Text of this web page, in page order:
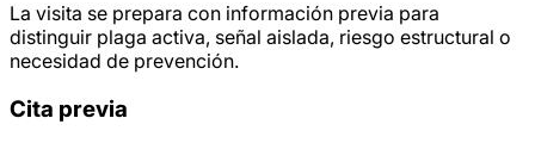
La visita se prepara con información previa para
distinguir plaga activa, señal aislada, riesgo estructural o
necesidad de prevención.
Cita previa